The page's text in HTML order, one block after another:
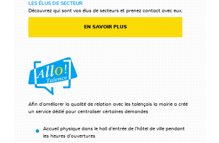
LES ÉLUS DE SECTEUR
Découvrez qui sont vos élus de secteurs et prenez contact avec eux.
EN SAVOIR PLUS
Afin d’améliorer la qualité de relation avec les talençais la mairie a créé
un service dédié pour centraliser certaines demandes
Accueil physique dans le hall d’entrée de l’hôtel de ville pendant
les heures d’ouvertures